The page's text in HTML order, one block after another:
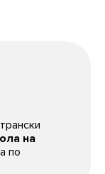
на
по